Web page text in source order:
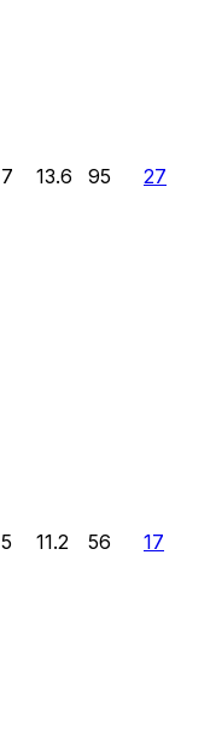
7 13.6 95 27
5 11.2 56 17